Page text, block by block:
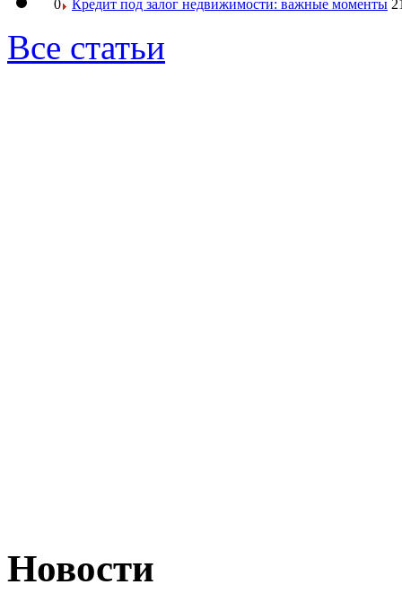
0 Кредит под залог недвижимости: важные моменты
Все статьи
Новости